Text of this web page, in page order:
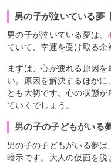
男の子が泣いている夢
男の子が泣いている夢は、
ていて、幸運を受け取る余
まずは、心が疲れる原因
い。原因を解決するほかに
とも大切です。心の状態
ていくでしょう。
男の子の子どもがいる
男の子の子どもがいる夢は、
暗示です。大人の仮面を